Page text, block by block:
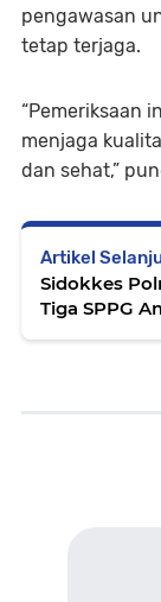
pengawasan
tetap terjaga.
“Pemeriksaan
menjaga
dan sehat,”
Artikel
Sidokkes
Tiga SPPG